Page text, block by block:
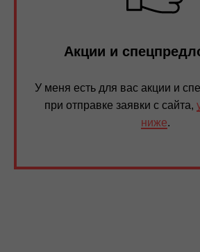
Акции и
У меня есть для вас акции и
при отправке заявки с сайта,
ниже.